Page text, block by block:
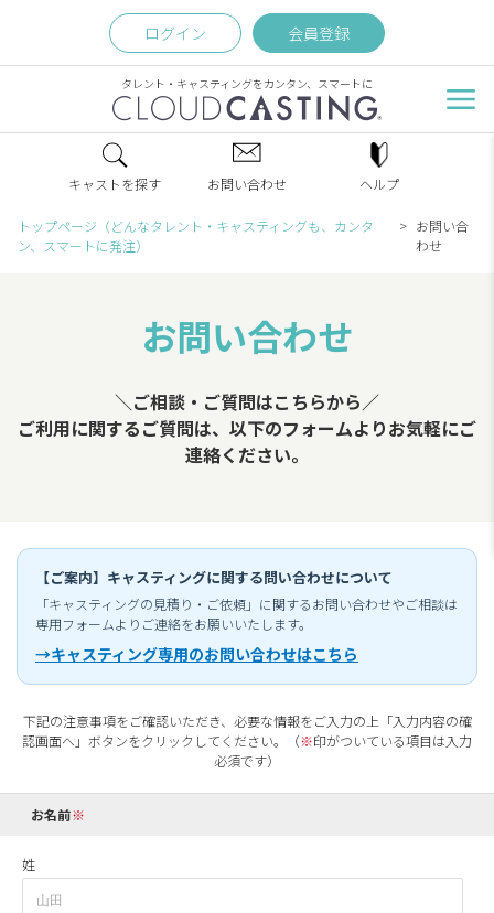
ログイン 会員登録
タレント・キャスティングをカンタン、スマートに
キャストを探す お問い合わせ ヘルプ
トップページ（どんなタレント・キャスティングも、カンタ
ン、スマートに発注）
お問い合
わせ
お問い合わせ
＼ご相談・ご質問はこちらから／
ご利用に関するご質問は、以下のフォームよりお気軽にご
連絡ください。
【ご案内】キャスティングに関する問い合わせについて
「キャスティングの見積り・ご依頼」に関するお問い合わせやご相談は
専用フォームよりご連絡をお願いいたします。
→キャスティング専用のお問い合わせはこちら
下記の注意事項をご確認いただき、必要な情報をご入力の上「入力内容の確
認画面へ」ボタンをクリックしてください。（※印がついている項目は入力
必須です）
お名前
姓